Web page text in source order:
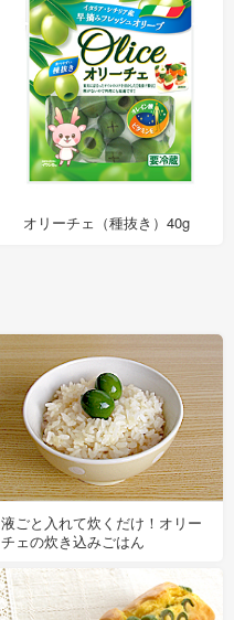
オリーチェ（種抜き）40g
液ごと入れて炊くだけ！オリー
チェの炊き込みごはん